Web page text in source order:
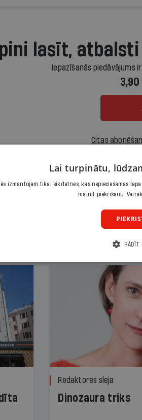
lasīt,
Iepazīšanās piedāvājums
Citas
Redaktores sleja
Dinozaura triks
Lai turpinātu,
izmantojam tikai sīkdatnes, kas nepieciešamas
mainīt piekrišanu.
RĀDĪT